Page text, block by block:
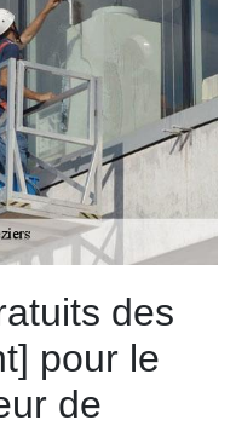
des
pour le
de